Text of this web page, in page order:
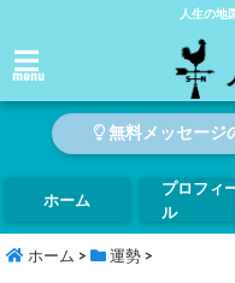
人生の地
menu
無料メッセージ
ホーム
プロフィ
ル
ホーム > 運勢 >